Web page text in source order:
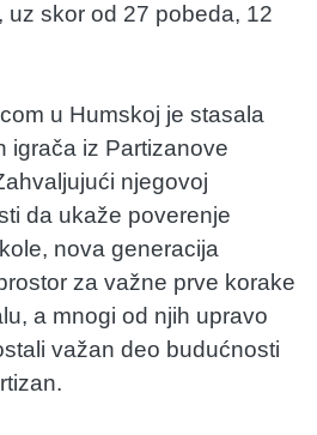
uz skor od 27 pobeda, 12
u Humskoj je stasala
igrača iz Partizanove
njegovoj
da ukaže poverenje
nova generacija
za važne prve korake
a mnogi od njih upravo
važan deo budućnosti